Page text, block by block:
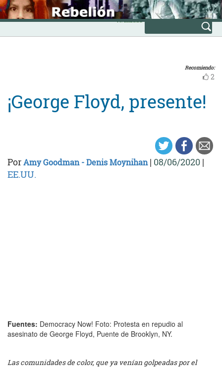
Skip
to
content
INICIO
Avanzada
Recomiendo:
2
¡George Floyd, presente!
PorAmy Goodman - Denis Moynihan| 08/06/2020 |
EE.UU.
Fuentes: Democracy Now! Foto: Protesta en repudio al
asesinato de George Floyd, Puente de Brooklyn, NY.
Las comunidades de color, que ya venían golpeadas por el